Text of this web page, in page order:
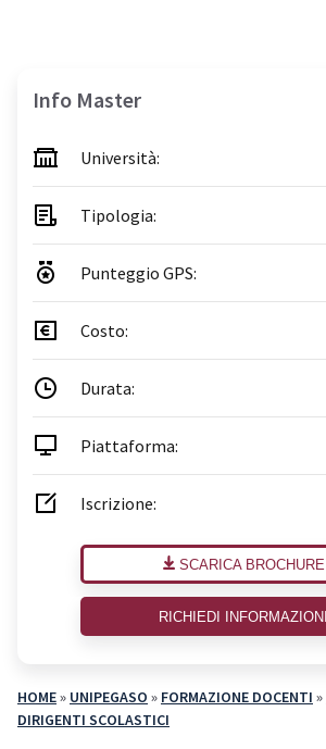
HOME» UNIPEGASO » FORMAZIONE DOCENTI »
DIRIGENTI SCOLASTICI
Info Master
Università:
Tipologia:
Punteggio GPS:
Costo:
Durata:
Piattaforma:
Iscrizione:
SCARICA BROCHURE
RICHIEDI INFORMAZIONI